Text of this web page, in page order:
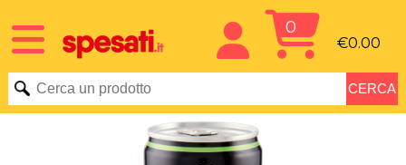
0
€0.00